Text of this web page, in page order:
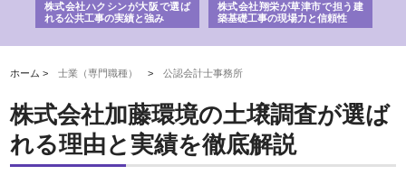
株式会社ハクシンが大阪で選ば
れる公共工事の実績と強み
株式会社翔栄が草津市で担う建
築基礎工事の現場力と信頼性
ホーム >士業（専門職種） >公認会計士事務所
株式会社加藤環境の土壌調査が選ば
れる理由と実績を徹底解説